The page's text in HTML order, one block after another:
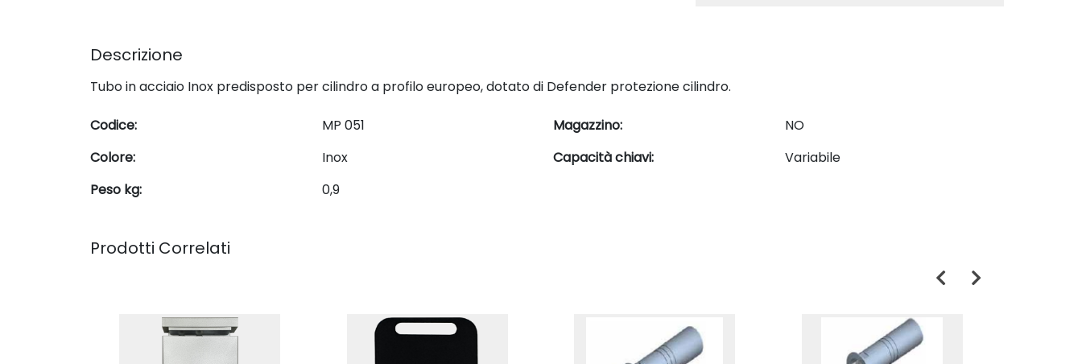
Descrizione
Tubo in acciaio Inox predisposto per cilindro a profilo europeo, dotato di Defender protezione cilindro.
Codice: MP 051 Magazzino:
NO
Colore:
Inox Capacità chiavi:
Variabile
Peso kg:
0,9
Prodotti Correlati